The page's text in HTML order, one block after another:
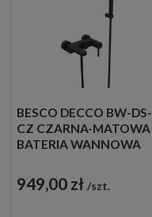
BESCO DECCO BW-DS-
CZ CZARNA-MATOWA
BATERIA WANNOWA
949,00 zł szt.